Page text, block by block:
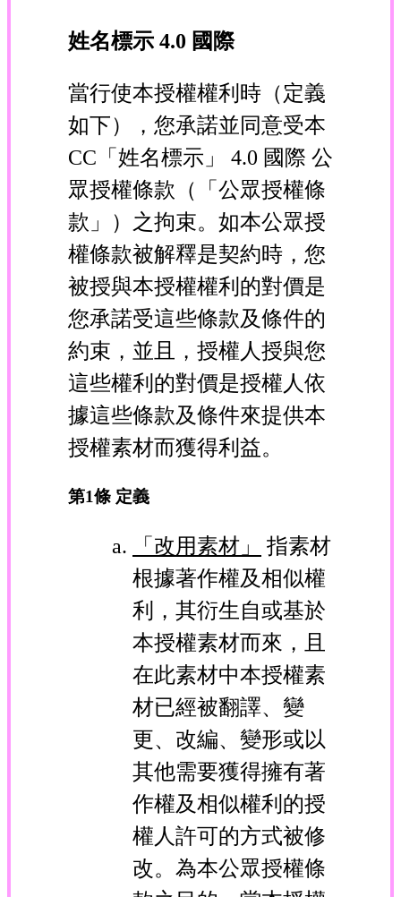
姓名標示 4.0 國際
當行使本授權權利時（定義
如下），您承諾並同意受本
CC「姓名標示」 4.0 國際 公
眾授權條款（「公眾授權條
款」）之拘束。如本公眾授
權條款被解釋是契約時，您
被授與本授權權利的對價是
您承諾受這些條款及條件的
約束，並且，授權人授與您
這些權利的對價是授權人依
據這些條款及條件來提供本
授權素材而獲得利益。
第1條 定義
「改用素材」
指素材
根據著作權及相似權
利，其衍生自或基於
本授權素材而來，且
在此素材中本授權素
材已經被翻譯、變
更、改編、變形或以
其他需要獲得擁有著
作權及相似權利的授
權人許可的方式被修
改。為本公眾授權條